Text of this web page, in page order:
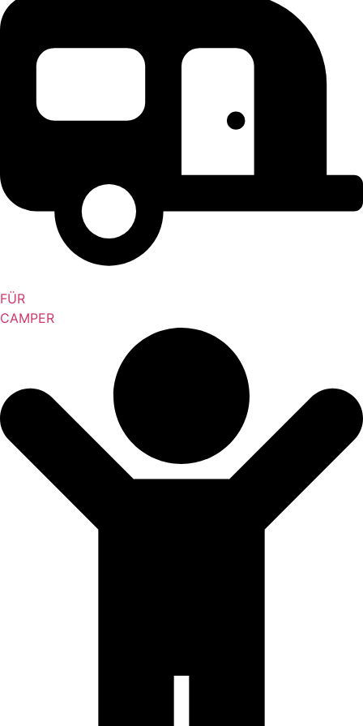
FÜR
CAMPER